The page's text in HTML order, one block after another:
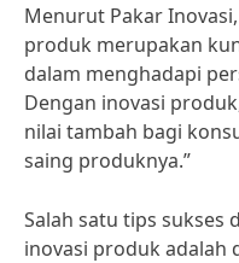
Menurut Pakar
produk merupakan
dalam menghadapi
Dengan inovasi
nilai tambah bagi
saing produknya.”
Salah satu tips sukses
inovasi produk adalah